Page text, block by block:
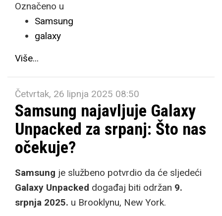
Označeno u
Samsung
galaxy
Više...
Četvrtak, 26 lipnja 2025 08:50
Samsung najavljuje Galaxy
Unpacked za srpanj: Što nas
očekuje?
Samsung je službeno potvrdio da će sljedeći
Galaxy Unpacked događaj biti održan 9.
srpnja 2025. u Brooklynu, New York.